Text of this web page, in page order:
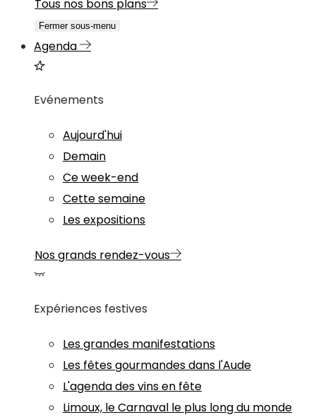
Tous nos bons plans
Fermer sous-menu
Agenda
Evénements
Aujourd'hui
Demain
Ce week-end
Cette semaine
Les expositions
Nos grands rendez-vous
Expériences festives
Les grandes manifestations
Les fêtes gourmandes dans l'Aude
L'agenda des vins en fête
Limoux, le Carnaval le plus long du monde